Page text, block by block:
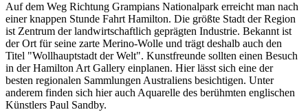
Auf dem Weg Richtung Grampians Nationalpark erreicht man nach
einer knappen Stunde Fahrt Hamilton. Die größte Stadt der Region
ist Zentrum der landwirtschaftlich geprägten Industrie. Bekannt ist
der Ort für seine zarte Merino-Wolle und trägt deshalb auch den
Titel "Wollhauptstadt der Welt". Kunstfreunde sollten einen Besuch
in der Hamilton Art Gallery einplanen. Hier lässt sich eine der
besten regionalen Sammlungen Australiens besichtigen. Unter
anderem finden sich hier auch Aquarelle des berühmten englischen
Künstlers Paul Sandby.